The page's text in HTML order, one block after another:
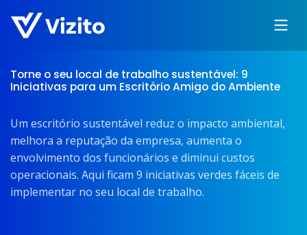
Torne o seu local de trabalho sustentável: 9
Iniciativas para um Escritório Amigo do Ambiente
Um escritório sustentável reduz o impacto ambiental,
melhora a reputação da empresa, aumenta o
envolvimento dos funcionários e diminui custos
operacionais. Aqui ficam 9 iniciativas verdes fáceis de
implementar no seu local de trabalho.